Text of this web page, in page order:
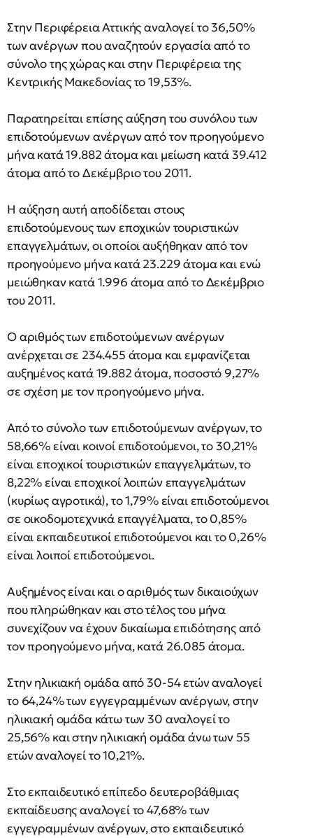
Στην Περιφέρεια Αττικής αναλογεί το 36,50%
των ανέργων που αναζητούν εργασία από το
σύνολο της χώρας και στην Περιφέρεια της
Κεντρικής Μακεδονίας το 19,53%.
Παρατηρείται επίσης αύξηση του συνόλου των
επιδοτούμενων ανέργων από τον προηγούμενο
μήνα κατά 19.882 άτομα και μείωση κατά 39.412
άτομα από το Δεκέμβριο του 2011.
Η αύξηση αυτή αποδίδεται στους
επιδοτούμενους των εποχικών τουριστικών
επαγγελμάτων, οι οποίοι αυξήθηκαν από τον
προηγούμενο μήνα κατά 23.229 άτομα και ενώ
μειώθηκαν κατά 1.996 άτομα από το Δεκέμβριο
του 2011.
Ο αριθμός των επιδοτούμενων ανέργων
ανέρχεται σε 234.455 άτομα και εμφανίζεται
αυξημένος κατά 19.882 άτομα, ποσοστό 9,27%
σε σχέση με τον προηγούμενο μήνα.
Από το σύνολο των επιδοτούμενων ανέργων, το
58,66% είναι κοινοί επιδοτούμενοι, το 30,21%
είναι εποχικοί τουριστικών επαγγελμάτων, το
8,22% είναι εποχικοί λοιπών επαγγελμάτων
(κυρίως αγροτικά), το 1,79% είναι επιδοτούμενοι
σε οικοδομοτεχνικά επαγγέλματα, το 0,85%
είναι εκπαιδευτικοί επιδοτούμενοι και το 0,26%
είναι λοιποί επιδοτούμενοι.
Αυξημένος είναι και ο αριθμός των δικαιούχων
που πληρώθηκαν και στο τέλος του μήνα
συνεχίζουν να έχουν δικαίωμα επιδότησης από
τον προηγούμενο μήνα, κατά 26.085 άτομα.
Στην ηλικιακή ομάδα από 30-54 ετών αναλογεί
το 64,24% των εγγεγραμμένων ανέργων, στην
ηλικιακή ομάδα κάτω των 30 αναλογεί το
25,56% και στην ηλικιακή ομάδα άνω των 55
ετών αναλογεί το 10,21%.
Στο εκπαιδευτικό επίπεδο δευτεροβάθμιας
εκπαίδευσης αναλογεί το 47,68% των
εγγεγραμμένων ανέργων, στο εκπαιδευτικό